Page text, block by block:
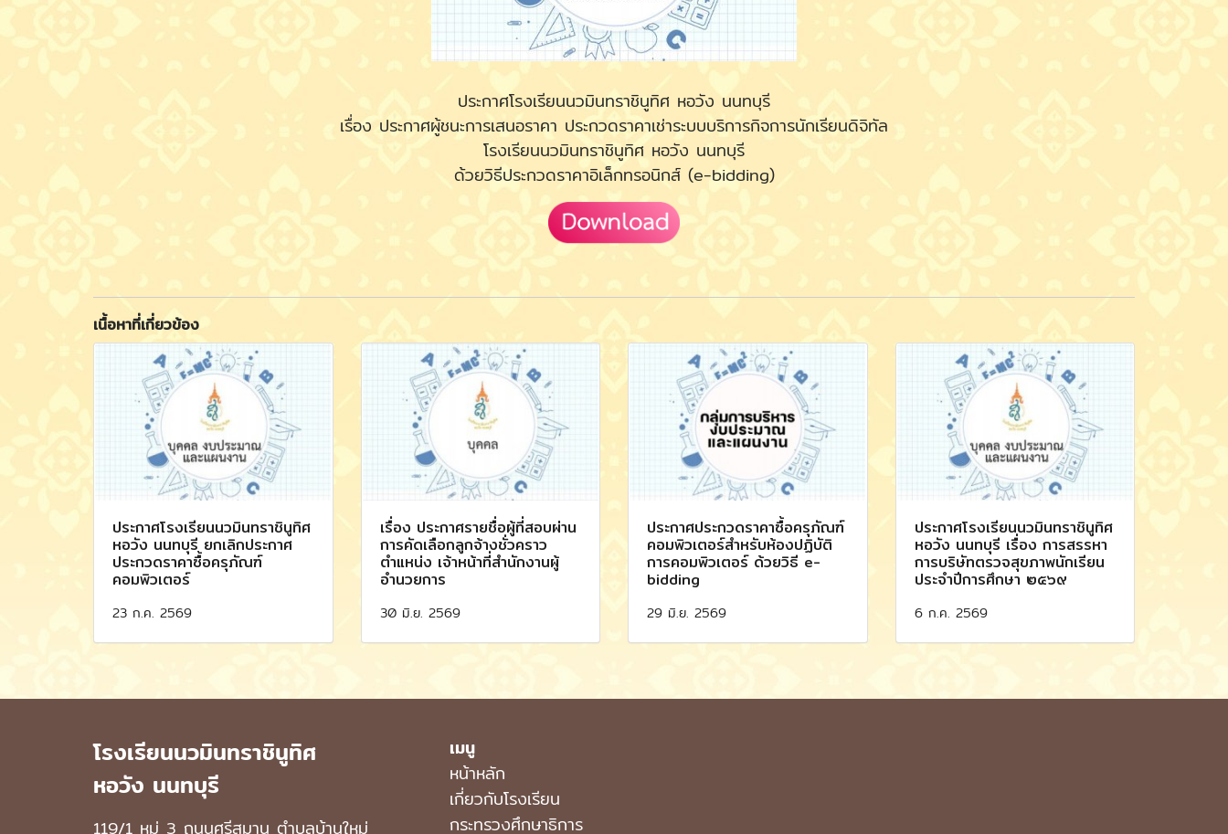
ประกาศโรงเรียนนวมินทราชินูทิศ หอวัง นนทบุรี
เรื่อง ประกาศผู้ชนะการเสนอราคา ประกวดราคาเช่าระบบบริการกิจการนักเรียนดิจิทัล
โรงเรียนนวมินทราชินูทิศ หอวัง นนทบุรี
ด้วยวิธีประกวดราคาอิเล็กทรอนิกส์ (e-bidding)
เนื้อหาที่เกี่ยวข้อง
ประกาศโรงเรียนนวมินทราชินูทิศ
หอวัง นนทบุรี ยกเลิกประกาศ
ประกวดราคาซื้อครุภัณฑ์
คอมพิวเตอร์
23 ก.ค. 2569
เรื่อง ประกาศรายชื่อผู้ที่สอบผ่าน
การคัดเลือกลูกจ้างชั่วคราว
ตำแหน่ง เจ้าหน้าที่สำนักงานผู้
อำนวยการ
30 มิ.ย. 2569
ประกาศประกวดราคาซื้อครุภัณฑ์
คอมพิวเตอร์สำหรับห้องปฏิบัติ
การคอมพิวเตอร์ ด้วยวิธี e-
bidding
29 มิ.ย. 2569
ประกาศโรงเรียนนวมินทราชินูทิศ
หอวัง นนทบุรี เรื่อง การสรรหา
การบริษัทตรวจสุขภาพนักเรียน
ประจำปีการศึกษา ๒๕๖๙
6 ก.ค. 2569
โรงเรียนนวมินทราชินูทิศ
หอวัง นนทบุรี
119/1 หมู่ 3 ถนนศรีสมาน ตำบลบ้านใหม่
เมนู
หน้าหลัก
เกี่ยวกับโรงเรียน
กระทรวงศึกษาธิการ